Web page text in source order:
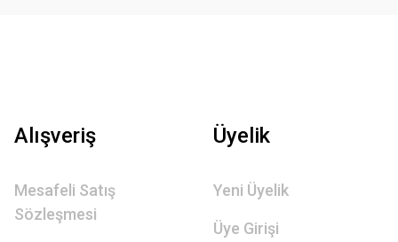
Alışveriş
Mesafeli Satış
Sözleşmesi
Üyelik
Yeni Üyelik
Üye Girişi